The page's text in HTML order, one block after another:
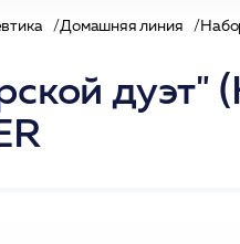
Домашняя линия
дуэт"